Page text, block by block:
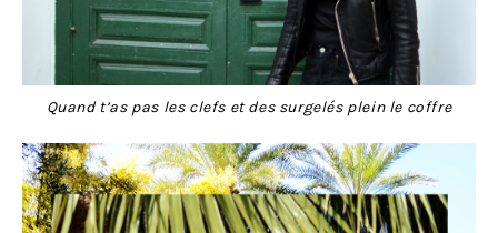
Quand t’as pas les clefs et des surgelés plein le coffre